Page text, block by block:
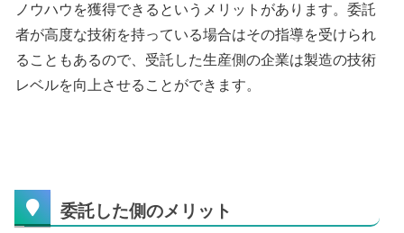
ノウハウを獲得できるというメリットがあります。委託
者が高度な技術を持っている場合はその指導を受けられ
ることもあるので、受託した生産側の企業は製造の技術
レベルを向上させることができます。
委託した側のメリット